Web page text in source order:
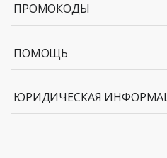
ПРОМОКОДЫ
ПОМОЩЬ
ЮРИДИЧЕСКАЯ